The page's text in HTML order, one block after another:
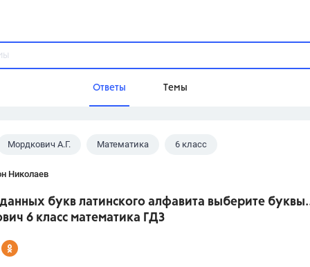
Ответы Темы
Домашнее задание
Школа
Мордкович А.Г. Математика 6 класс
Николаев
букв латинского алфавита выберите
6 класс математика ГДЗ